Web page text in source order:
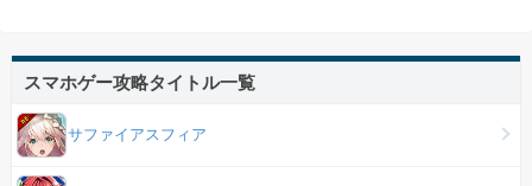
スマホゲー攻略タイトル一覧
サファイアスフィア